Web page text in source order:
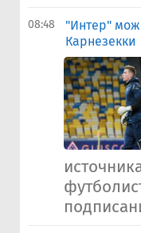
08:48
"Интер"
Карнезекки